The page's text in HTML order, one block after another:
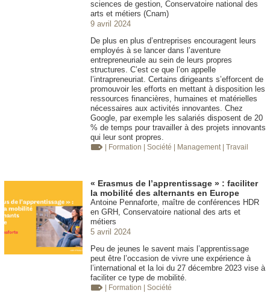
sciences de gestion, Conservatoire national des
arts et métiers (Cnam)
9 avril 2024
De plus en plus d’entreprises encouragent leurs
employés à se lancer dans l’aventure
entrepreneuriale au sein de leurs propres
structures. C’est ce que l’on appelle
l’intrapreneuriat. Certains dirigeants s’efforcent de
promouvoir les efforts en mettant à disposition les
ressources financières, humaines et matérielles
nécessaires aux activités innovantes. Chez
Google, par exemple les salariés disposent de 20
% de temps pour travailler à des projets innovants
qui leur sont propres.
| Formation | Société | Management | Travail
« Erasmus de l’apprentissage » : faciliter
la mobilité des alternants en Europe
Antoine Pennaforte, maître de conférences HDR
en GRH, Conservatoire national des arts et
métiers
5 avril 2024
Peu de jeunes le savent mais l’apprentissage
peut être l’occasion de vivre une expérience à
l’international et la loi du 27 décembre 2023 vise à
faciliter ce type de mobilité.
| Formation | Société